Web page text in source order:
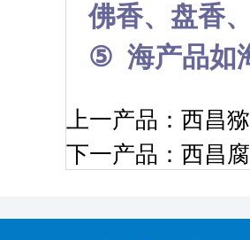
佛香、盘香
⑤ 海产品如
上一产品： 西昌
下一产品： 西昌